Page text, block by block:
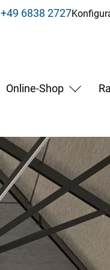
+49 6838 2727
Online-Shop